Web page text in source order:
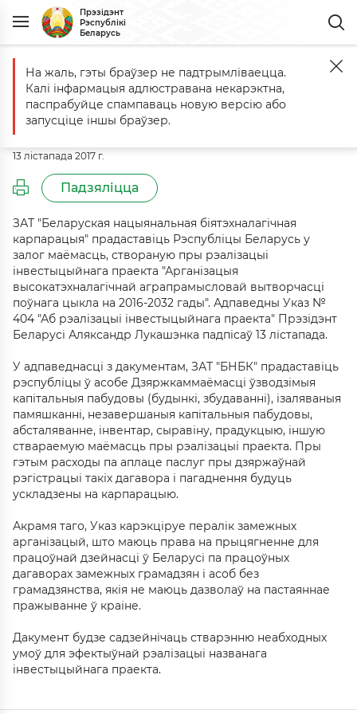
Прэзідэнт
Рэспублікі
Беларусь
Галоўная Падзеі Каментарый да Указа № 404 ад 13 лістапада
Каментарый да Указа № 404 ад 13
лістапада 2017 г.
13 лістапада 2017 г.
Падзяліцца
ЗАТ "Беларуская нацыянальная біятэхналагічная
карпарацыя" прадаставіць Рэспубліцы Беларусь у
залог маёмасць, створаную пры рэалізацыі
інвестыцыйнага праекта "Арганізацыя
высокатэхналагічнай аграпрамысловай вытворчасці
поўнага цыкла на 2016-2032 гады". Адпаведны Указ №
404 "Аб рэалізацыі інвестыцыйнага праекта" Прэзідэнт
Беларусі Аляксандр Лукашэнка падпісаў 13 лістапада.
У адпаведнасці з дакументам, ЗАТ "БНБК" прадаставіць
рэспубліцы ў асобе Дзяржкаммаёмасці ўзводзімыя
капітальныя пабудовы (будынкі, збудаванні), ізаляваныя
памяшканні, незавершаныя капітальныя пабудовы,
абсталяванне, інвентар, сыравіну, прадукцыю, іншую
ствараемую маёмасць пры рэалізацыі праекта. Пры
гэтым расходы па аплаце паслуг пры дзяржаўнай
рэгістрацыі такіх дагавора і пагаднення будуць
ускладзены на карпарацыю.
Акрамя таго, Указ карэкціруе пералік замежных
арганізацый, што маюць права на прыцягненне для
працоўнай дзейнасці ў Беларусі па працоўных
дагаворах замежных грамадзян і асоб без
грамадзянства, якія не маюць дазволаў на пастаяннае
пражыванне ў краіне.
Дакумент будзе садзейнічаць стварэнню неабходных
умоў для эфектыўнай рэалізацыі названага
інвестыцыйнага праекта.
На жаль, гэты браўзер не падтрымліваецца.
Калі інфармацыя адлюстравана некарэктна,
паспрабуйце спампаваць новую версію або
запусціце іншы браўзер.